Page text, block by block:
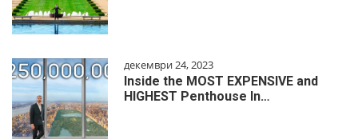
декември 24, 2023
Inside the MOST EXPENSIVE and
HIGHEST Penthouse In…